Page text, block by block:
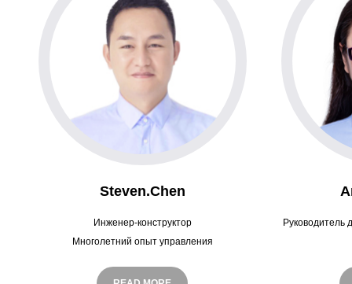
Steven.Chen
Инженер-конструктор
Многолетний опыт управления
контроле качества и оптимизации затрат
Руководитель
знание